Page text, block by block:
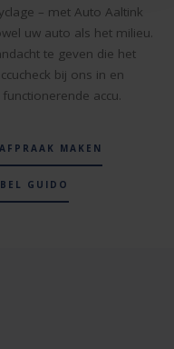
– met Auto Aaltink
uw auto als het milieu.
te geven die het
bij ons in en
accu.
MAKEN
GUIDO